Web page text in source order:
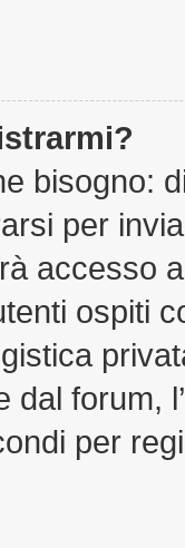
bisogno:
per
accesso
ospiti
dal forum,
per